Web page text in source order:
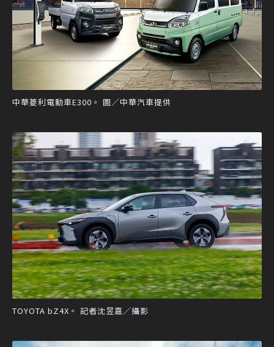
中華菱利電動車E300。 圖／中華汽車提供
TOYOTA bZ4X。 記者沈昱嘉／攝影